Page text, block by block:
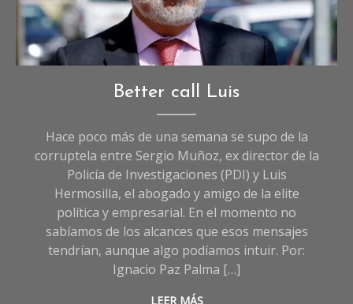
Opinión
Better call Luis
Hace poco más de una semana se supo de la
corruptela entre Sergio Muñoz, ex director de la
Policía de Investigaciones (PDI) y Luis
Hermosilla, el abogado y amigo de la elite
política y empresarial. En el momento no
sabíamos de los alcances que esos mensajes
tendrían, aunque algo podíamos intuir. Por:
Ignacio Paz Palma […]
LEER MÁS